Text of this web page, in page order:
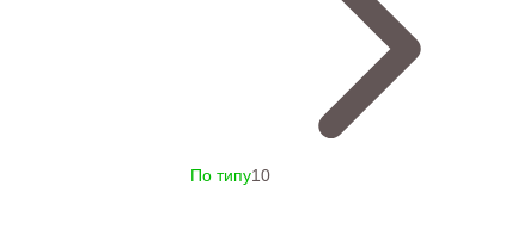
По типу10